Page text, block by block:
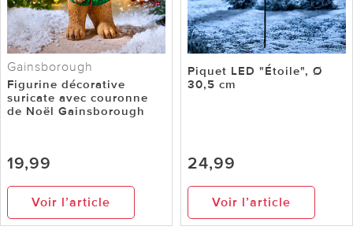
Gainsborough
Figurine décorative
suricate avec couronne
de Noël Gainsborough
19,99
Voir l’article
Piquet LED "Étoile", Ø
30,5 cm
24,99
Voir l’article